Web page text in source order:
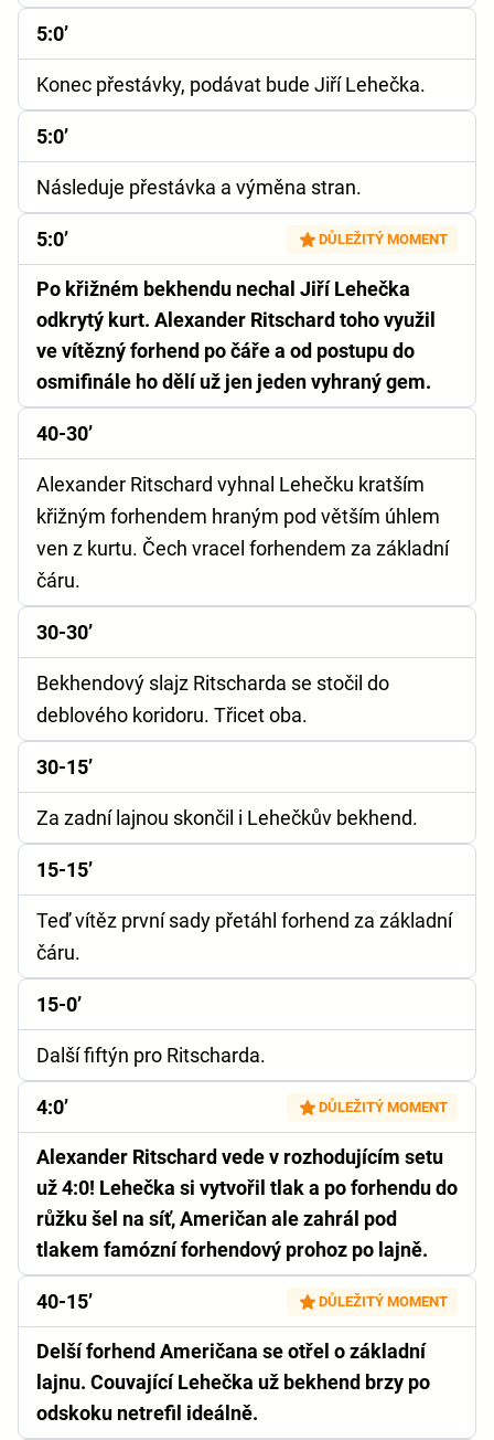
5:0’
Konec přestávky, podávat bude Jiří Lehečka.
5:0’
Následuje přestávka a výměna stran.
5:0’ DŮLEŽITÝ MOMENT
Po křižném bekhendu nechal Jiří Lehečka
odkrytý kurt. Alexander Ritschard toho využil
ve vítězný forhend po čáře a od postupu do
osmifinále ho dělí už jen jeden vyhraný gem.
40-30’
Alexander Ritschard vyhnal Lehečku kratším
křižným forhendem hraným pod větším úhlem
ven z kurtu. Čech vracel forhendem za základní
čáru.
30-30’
Bekhendový slajz Ritscharda se stočil do
deblového koridoru. Třicet oba.
30-15’
Za zadní lajnou skončil i Lehečkův bekhend.
15-15’
Teď vítěz první sady přetáhl forhend za základní
čáru.
15-0’
Další fiftýn pro Ritscharda.
4:0’ DŮLEŽITÝ MOMENT
Alexander Ritschard vede v rozhodujícím setu
už 4:0! Lehečka si vytvořil tlak a po forhendu do
růžku šel na síť, Američan ale zahrál pod
tlakem famózní forhendový prohoz po lajně.
40-15’ DŮLEŽITÝ MOMENT
Delší forhend Američana se otřel o základní
lajnu. Couvající Lehečka už bekhend brzy po
odskoku netrefil ideálně.